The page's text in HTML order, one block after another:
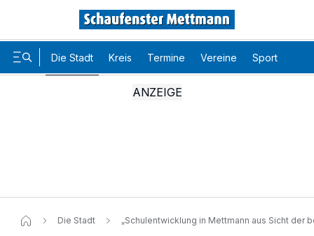
Die Stadt Kreis Termine Vereine Sport
Die Stadt „Schulentwicklung in Mettmann aus Sicht der